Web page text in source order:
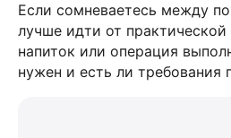
Если сомневаетесь между
лучше идти от практической
напиток или операция
нужен и есть ли требования